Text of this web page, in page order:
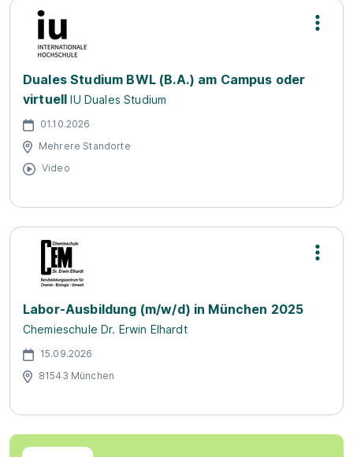
Duales Studium BWL (B.A.) am Campus oder
virtuell IU Duales Studium
01.10.2026
Mehrere Standorte
Video
Labor-Ausbildung (m/w/d) in München 2025
Chemieschule Dr. Erwin Elhardt
15.09.2026
81543 München